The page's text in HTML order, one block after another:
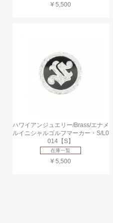
¥ 5,500
ハワイアンジュエリー/Brass/エナメ
ルイニシャルゴルフマーカー・S/L0
014【S】
在庫一覧
¥ 5,500